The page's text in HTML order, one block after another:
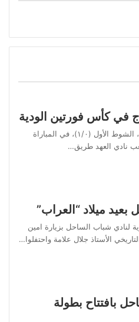
في كأس فورتين الودية
خسر فريق شباب الساحل (٢/١)، الشوط الأول (١/٠)، في المباراة
نادي العهد طريق…
بعيد ميلاد “العراب”
لنادي شباب الساحل بزيارة امين
الأستاذ جلال علامة واحتفلوا…
بافتتاح بطولة